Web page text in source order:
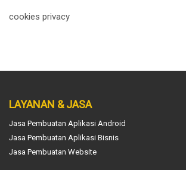
cookies privacy
LAYANAN & JASA
Jasa Pembuatan Aplikasi Android
Jasa Pembuatan Aplikasi Bisnis
Jasa Pembuatan Website